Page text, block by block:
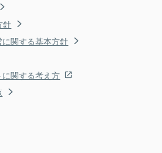
針
関する基本方針
関する考え方